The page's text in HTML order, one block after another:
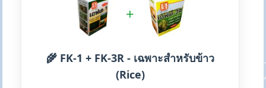
+
🌾 FK-1 + FK-3R - เฉพาะสำหรับข้าว
(Rice)